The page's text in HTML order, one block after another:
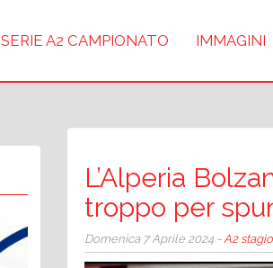
SERIE A2 CAMPIONATO IMMAGINI
L’Alperia
troppo per
Domenica 7 Aprile 2024 -A2